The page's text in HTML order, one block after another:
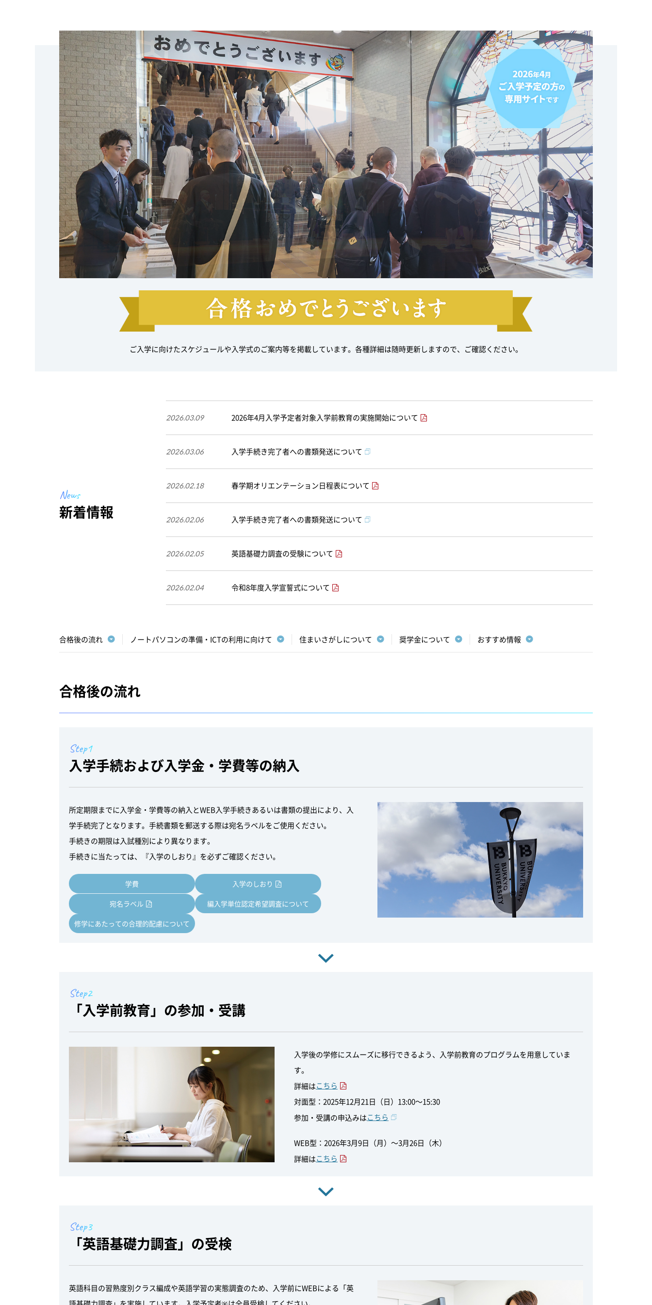
ご入学に向けたスケジュールや入学式のご案内等を掲載しています。各種詳細は随時更新しますので、ご確認ください。
News
新着情報
2026.03.09 2026年4月入学予定者対象入学前教育の実施開始について
2026.03.06 入学手続き完了者への書類発送について
2026.02.18 春学期オリエンテーション日程表について
2026.02.06 入学手続き完了者への書類発送について
2026.02.05 英語基礎力調査の受験について
2026.02.04 令和8年度入学宣誓式について
合格後の流れ ノートパソコンの準備・ICTの利用に向けて 住まいさがしについて 奨学金について おすすめ情報
合格後の流れ
Step1
入学手続および入学金・学費等の納入
所定期限までに入学金・学費等の納入とWEB入学手続きあるいは書類の提出により、入
学手続完了となります。手続書類を郵送する際は宛名ラベルをご使用ください。
手続きの期限は入試種別により異なります。
手続きに当たっては、『入学のしおり』を必ずご確認ください。
学費 入学のしおり
宛名ラベル 編入学単位認定希望調査について
修学にあたっての合理的配慮について
Step2
「入学前教育」の参加・受講
入学後の学修にスムーズに移行できるよう、入学前教育のプログラムを用意していま
す。
詳細はこちら
対面型：2025年12月21日（日）13:00～15:30
参加・受講の申込みはこちら
WEB型：2026年3月9日（月）～3月26日（木）
詳細はこちら
Step3
「英語基礎力調査」の受検
英語科目の習熟度別クラス編成や英語学習の実態調査のため、入学前にWEBによる「英